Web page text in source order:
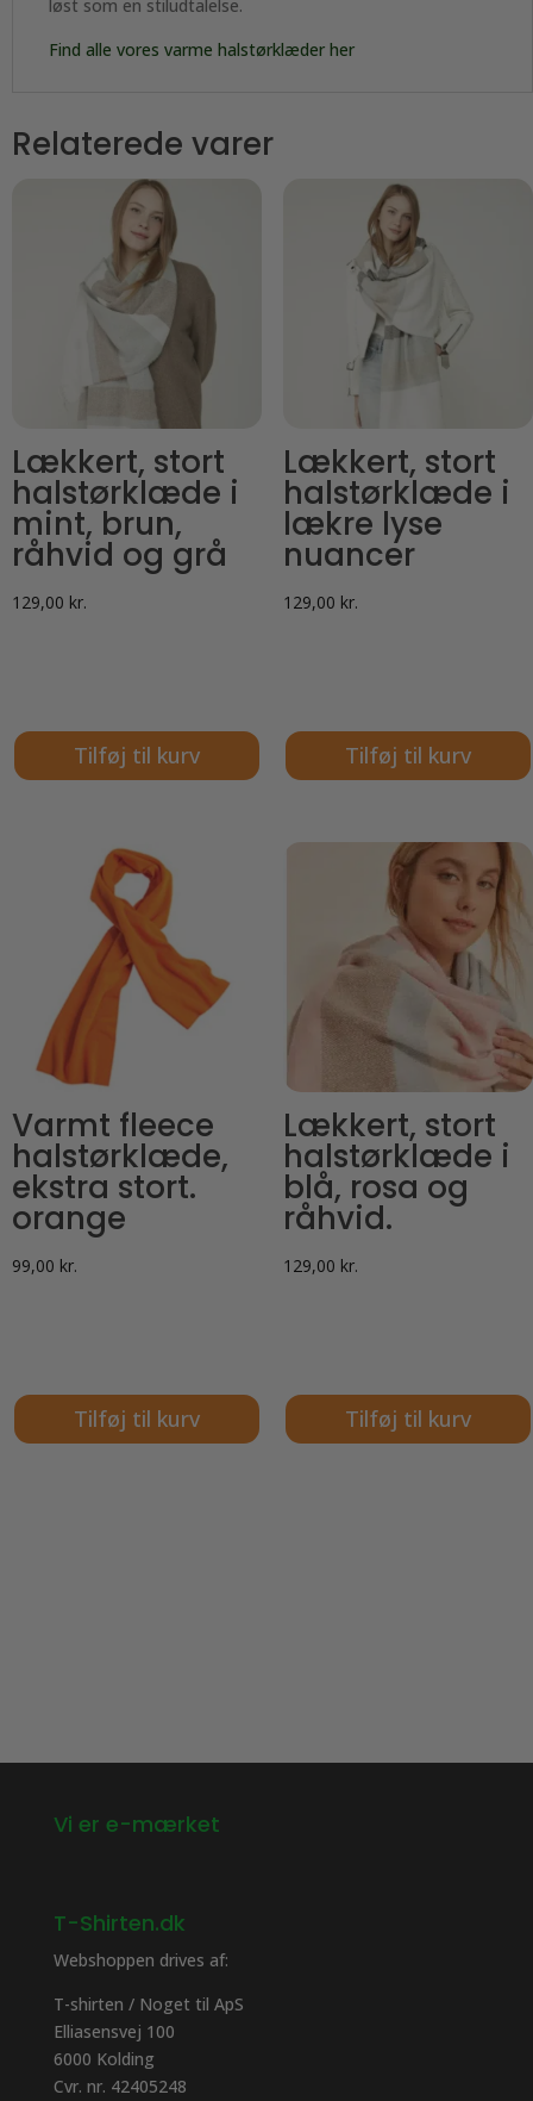
løst som en stiludtalelse.
Find alle vores varme halstørklæder her
Relaterede varer
Lækkert, stort
halstørklæde i
mint, brun,
råhvid og grå
129,00 kr.
Tilføj til kurv
Lækkert, stort
halstørklæde i
lækre lyse
nuancer
129,00 kr.
Tilføj til kurv
Varmt fleece
halstørklæde,
ekstra stort.
orange
99,00 kr.
Tilføj til kurv
Lækkert, stort
halstørklæde i
blå, rosa og
råhvid.
129,00 kr.
Tilføj til kurv
Vi er e-mærket
T-Shirten.dk
Webshoppen drives af:
T-shirten / Noget til ApS
Elliasensvej 100
6000 Kolding
Cvr. nr. 42405248